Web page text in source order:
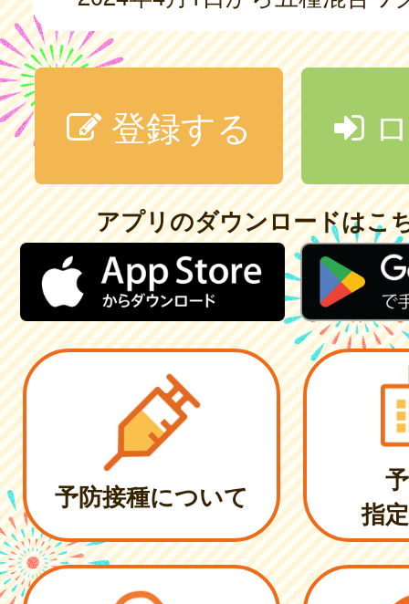
登録する
アプリのダウンロードはこ
予防接種について
指